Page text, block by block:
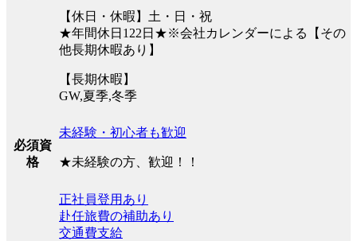
【休日・休暇】土・日・祝
★年間休日122日★※会社カレンダーによる【その
他長期休暇あり】
【長期休暇】
GW,夏季,冬季
必須資
格
未経験・初心者も歓迎
★未経験の方、歓迎！！
正社員登用あり
赴任旅費の補助あり
交通費支給